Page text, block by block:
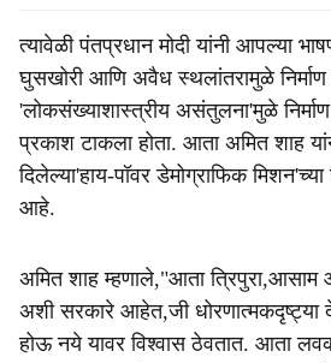
त्यावेळी पंतप्रधान मोदी यांनी आपल्या
घुसखोरी आणि अवैध स्थलांतरामुळे निर्माण
'लोकसंख्याशास्त्रीय असंतुलना'मुळे निर्माण
प्रकाश टाकला होता. आता अमित शाह
दिलेल्या'हाय-पॉवर डेमोग्राफिक
आहे.
अमित शाह म्हणाले,"आता त्रिपुरा,आसाम
अशी सरकारे आहेत,जी धोरणात्मकदृष्ट्या
होऊ नये यावर विश्वास ठेवतात. आता